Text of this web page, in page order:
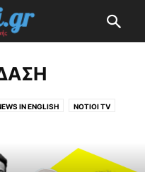
IN ENGLISH NOTIOI TV
ΜΑΣ ΤΕΧΝΟΛΟΓΊΑ